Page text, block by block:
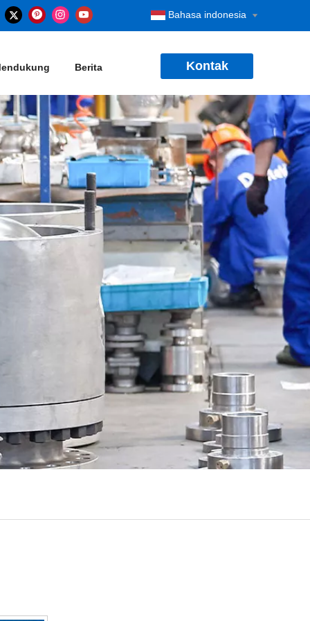
Bahasa indonesia
Berita Kontak